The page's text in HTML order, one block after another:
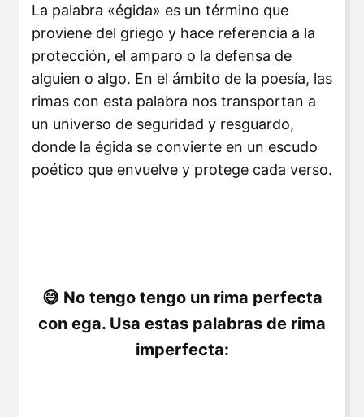
La palabra «égida» es un término que
proviene del griego y hace referencia a la
protección, el amparo o la defensa de
alguien o algo. En el ámbito de la poesía, las
rimas con esta palabra nos transportan a
un universo de seguridad y resguardo,
donde la égida se convierte en un escudo
poético que envuelve y protege cada verso.
No tengo tengo un rima perfecta
con ega. Usa estas palabras de rima
imperfecta: